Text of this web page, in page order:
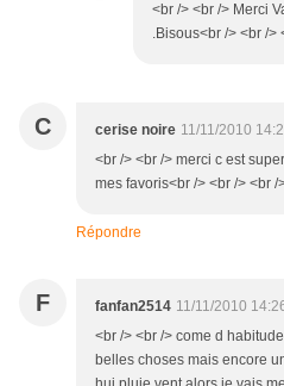
<br /> <br /> Merci
.Bisous<br /> <br />
C cerise noire 11/11/2010
<br /> <br /> merci c est
mes favoris<br /> <br /> <br /
Répondre
F fanfan2514 11/11/2010
<br /> <br /> come d
belles choses mais encore